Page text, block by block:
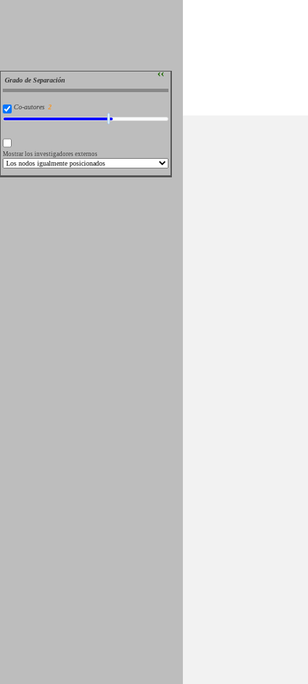
Grado de Separación ››
Co-autores
Mostrar los investigadores externos